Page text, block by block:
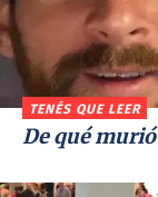
TENÉS QUE LEER
De qué